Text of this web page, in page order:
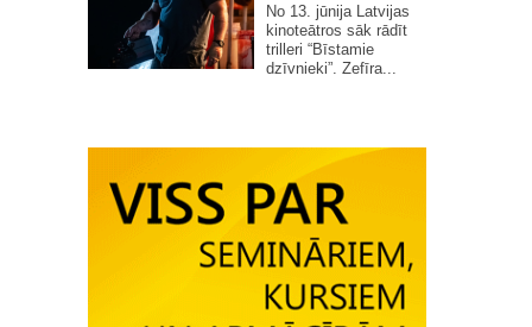
No 13. jūnija Latvijas
kinoteātros sāk rādīt
trilleri “Bīstamie
dzīvnieki”. Zefīra...